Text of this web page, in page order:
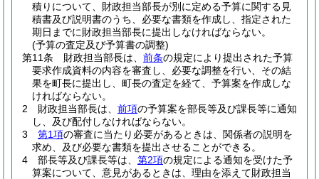
積りについて、財政担当部長が別に定める予算に関する見
積書及び説明書のうち、必要な書類を作成し、指定された
期日までに財政担当部長に提出しなければならない。
(予算の査定及び予算書の調整)
第11条
財政担当部長は、 前条の規定により提出された予算
要求作成資料の内容を審査し、必要な調整を行い、その結
果を町長に提出し、町長の査定を経て、予算案を作成しな
ければならない。
2
財政担当部長は、 前項の予算案を部長等及び課長等に通知
し、及び配付しなければならない。
3
第1項の審査に当たり必要があるときは、関係者の説明を
求め、及び必要な書類を提出させることができる。
4
部長等及び課長等は、 第2項の規定による通知を受けた予
算案について、意見があるときは、理由を添えて財政担当